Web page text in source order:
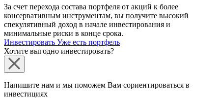
За счет перехода состава портфеля от акций к более
консервативным инструментам, вы получите высокий
спекулятивный доход в начале инвестирования и
минимальные риски в конце срока.
Инвестировать Уже есть портфель
Хотите выгодно инвестировать?
Напишите нам и мы поможем Вам сориентироваться в
инвестициях